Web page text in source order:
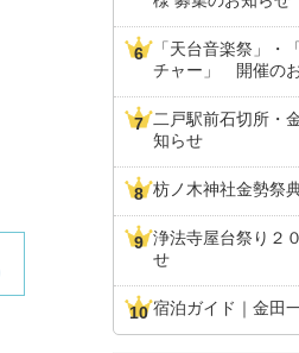
「天台音楽祭」・
チャー」 開催の
二戸駅前石切所・
知らせ
枋ノ木神社金勢祭
浄法寺屋台祭り２
せ
宿泊ガイド｜金田